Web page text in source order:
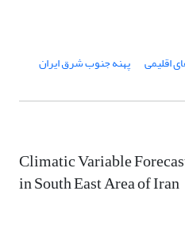
اقلیمی پهنه جنوب شرق ایران
Climatic Variable
in South East Area of Iran